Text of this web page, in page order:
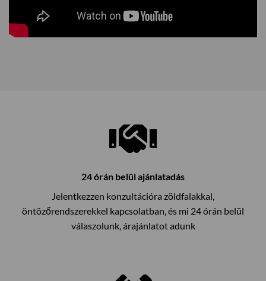
24 órán belül ajánlatadás
Jelentkezzen konzultációra zöldfalakkal,
öntözőrendszerekkel kapcsolatban, és mi 24 órán belül
válaszolunk, árajánlatot adunk